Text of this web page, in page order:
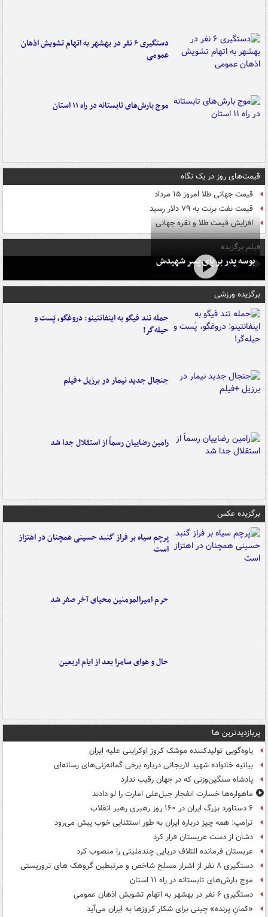
دستگیری ۶ نفر در بهشهر به اتهام تشویش اذهان
عمومی
موج بارش‌های تابستانه در راه ۱۱ استان
قیمت‌های روز در یک نگاه
قیمت جهانی طلا امروز ۱۵ مرداد
قیمت نفت برنت به ۷۹ دلار رسید
افزایش قیمت طلا و نقره جهانی
فیلم برگزیده
بوسه‌ پدر بر پای پسر شهیدش
برگزیده ورزشی
حمله تند فیگو به اینفانتینو: دروغگو، پَست‌ و
حیله‌گر!
جنجال جدید نیمار در برزیل +فیلم
رامین رضاییان رسماً از استقلال جدا شد
برگزیده عکس
پرچم سیاه بر فراز گنبد حسینی همچنان در اهتزاز
است
حرم امیرالمومنین محیای آخر صفر شد
حال و هوای سامرا بعد از ایام اربعین
پربازدیدترین ها
یاوه‌گویی تولیدکننده موشک کروز اوکراینی علیه ایران
بیانیه خانواده شهید لاریجانی درباره برخی گمانه‌زنی‌های رسانه‌ای
پادشاه سنگین‌وزنی که در جهان رقیب ندارد
ماهواره‌ها خسارت انفجار جبل‌علی امارت را لو دادند
۶ دستاورد بزرگ ایران در ۱۶۰ روز رهبری رهبر انقلاب
ترامپ: همه چیز درباره ایران به طور استثنایی خوب پیش می‌رود
دشان از دست عربستان فرار کرد
عربستان فرمانده ائتلاف دریایی چندملیتی را منصوب کرد
دستگیری ۸ نفر از اشرار مسلح شاخص و مرتبطین گروهک های تروریستی
موج بارش‌های تابستانه در راه ۱۱ استان
دستگیری ۶ نفر در بهشهر به اتهام تشویش اذهان عمومی
«کمانِ پرنده» چینی برای شکار کروزها به ایران می‌آید